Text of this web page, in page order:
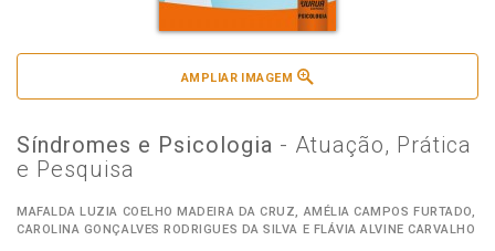
AMPLIAR IMAGEM
Síndromes e Psicologia - Atuação, Prática
e Pesquisa
MAFALDA LUZIA COELHO MADEIRA DA CRUZ, AMÉLIA CAMPOS FURTADO,
CAROLINA GONÇALVES RODRIGUES DA SILVA E FLÁVIA ALVINE CARVALHO